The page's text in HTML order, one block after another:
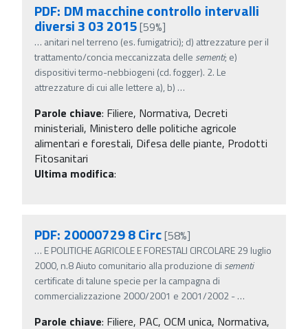
PDF: DM macchine controllo intervalli
diversi 3 03 2015[59%]
… anitari nel terreno (es. fumigatrici); d) attrezzature per il
trattamento/concia meccanizzata delle sementi; e)
dispositivi termo-nebbiogeni (cd. fogger). 2. Le
attrezzature di cui alle lettere a), b) …
Parole chiave: Filiere, Normativa, Decreti
ministeriali, Ministero delle politiche agricole
alimentari e forestali, Difesa delle piante, Prodotti
Fitosanitari
Ultima modifica:
PDF: 20000729 8 Circ[58%]
… E POLITICHE AGRICOLE E FORESTALI CIRCOLARE 29 luglio
2000, n.8 Aiuto comunitario alla produzione di sementi
certificate di talune specie per la campagna di
commercializzazione 2000/2001 e 2001/2002 -…
Parole chiave: Filiere, PAC, OCM unica, Normativa,